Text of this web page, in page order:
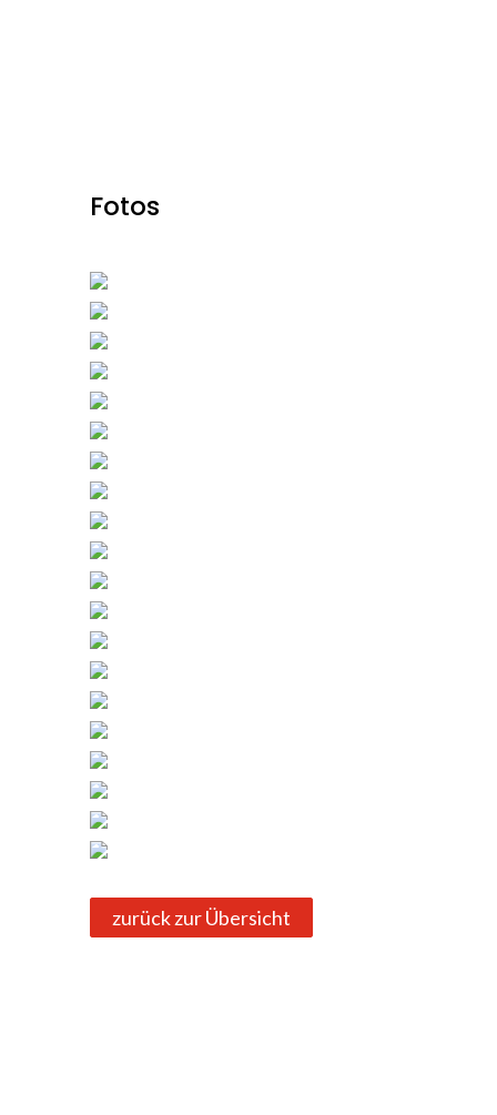
Fotos
zurück zur Übersicht